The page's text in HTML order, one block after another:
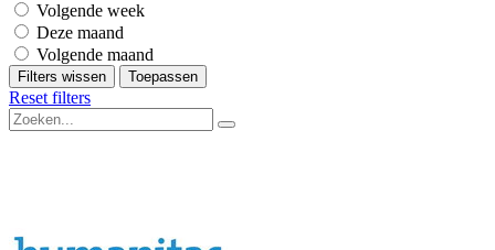
Volgende week
Deze maand
Volgende maand
Filters wissen Toepassen
Reset filters